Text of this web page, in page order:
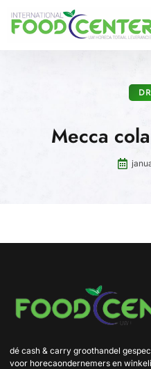
Mecca
dé cash & carry groothandel
voor horecaondernemers en